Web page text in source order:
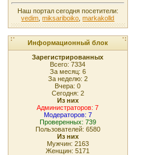
Наш портал сегодня посетители:
vedim ,miksariboiko ,markakolld
Информационный блок
Зарегистрированных
Всего: 7334
За месяц: 6
За неделю: 2
Вчера: 0
Сегодня: 2
Из них
Администраторов: 7
Модераторов: 7
Проверенных: 739
Пользователей: 6580
Из них
Мужчин: 2163
Женщин: 5171